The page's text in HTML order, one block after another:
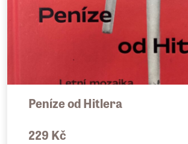
Peníze od Hitlera
229 Kč